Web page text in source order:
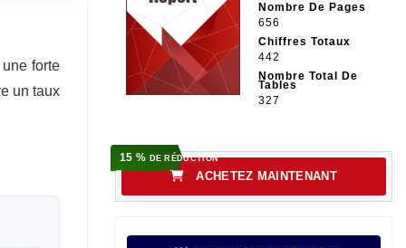
forte
un taux
Nombre De Pages
656
Chiffres Totaux
442
Nombre Total De
Tables
327
15 % DE RÉDUCTION
ACHETEZ MAINTENANT